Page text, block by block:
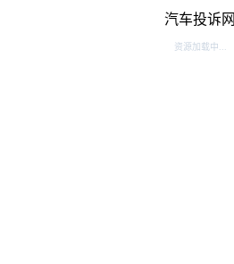
汽车投诉网
资源加载中...